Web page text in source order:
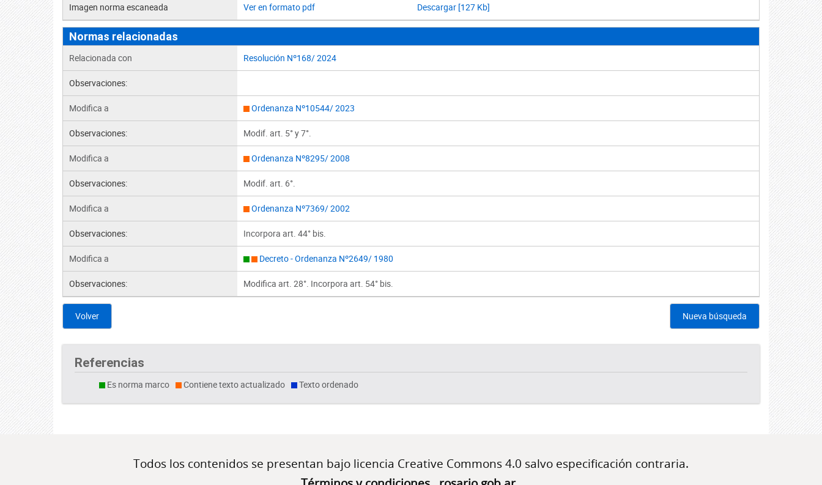
Imagen norma escaneada Ver en formato pdf Descargar [127 Kb]
Normas relacionadas
Relacionada con Resolución Nº168/ 2024
Observaciones:
Modifica a Ordenanza Nº10544/ 2023
Observaciones: Modif. art. 5° y 7°.
Modifica a Ordenanza Nº8295/ 2008
Observaciones: Modif. art. 6°.
Modifica a Ordenanza Nº7369/ 2002
Observaciones: Incorpora art. 44° bis.
Modifica a Decreto - Ordenanza Nº2649/ 1980
Observaciones: Modifica art. 28°. Incorpora art. 54° bis.
Volver Nueva búsqueda
Referencias
Es norma marco Contiene texto actualizado Texto ordenado